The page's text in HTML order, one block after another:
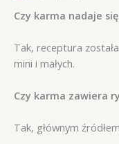
Czy karma nadaje
Tak, receptura
mini i małych.
Czy karma zawiera
Tak, głównym